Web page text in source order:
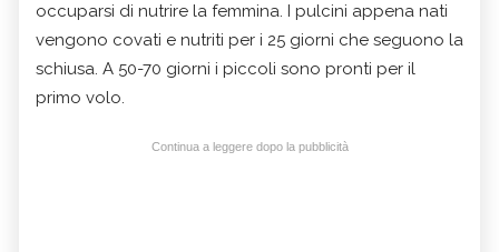
occuparsi di nutrire la femmina. I pulcini appena nati
vengono covati e nutriti per i 25 giorni che seguono la
schiusa. A 50-70 giorni i piccoli sono pronti per il
primo volo.
Continua a leggere dopo la pubblicità